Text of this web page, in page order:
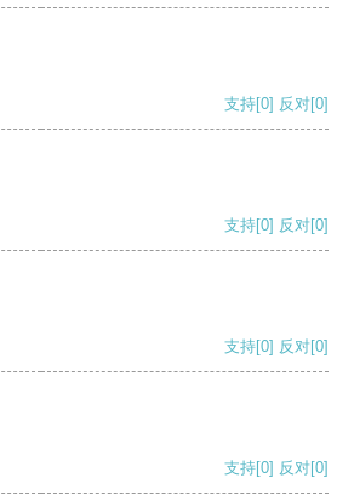
支持[0] 反对[0]
支持[0] 反对[0]
支持[0] 反对[0]
支持[0] 反对[0]